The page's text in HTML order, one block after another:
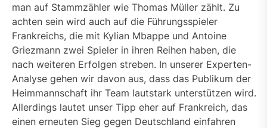
man auf Stammzähler wie Thomas Müller zählt. Zu
achten sein wird auch auf die Führungsspieler
Frankreichs, die mit Kylian Mbappe und Antoine
Griezmann zwei Spieler in ihren Reihen haben, die
nach weiteren Erfolgen streben. In unserer Experten-
Analyse gehen wir davon aus, dass das Publikum der
Heimmannschaft ihr Team lautstark unterstützen wird.
Allerdings lautet unser Tipp eher auf Frankreich, das
einen erneuten Sieg gegen Deutschland einfahren